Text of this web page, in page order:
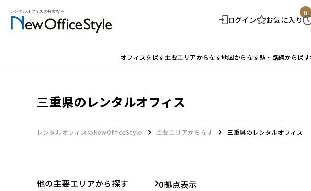
ログイン お気に入り
0
オフィスを探す主要エリアから探す地図から探す駅・路線から探す
三重県のレンタルオフィス
レンタルオフィスのNewOfficeStyle 主要エリアから探す 三重県のレンタルオフィス
他の主要エリアから探す
0拠点表示